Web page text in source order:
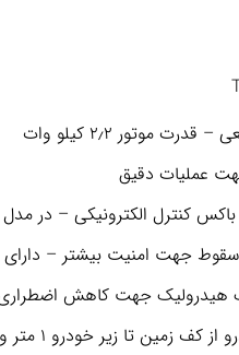
عملیات دقیق
باکس کنترل الکترونیکی – در
جهت امنیت بیشتر – دارای
جهت کاهش
تا زیر خودرو ۱ متر و ۸۸ سانتی متر